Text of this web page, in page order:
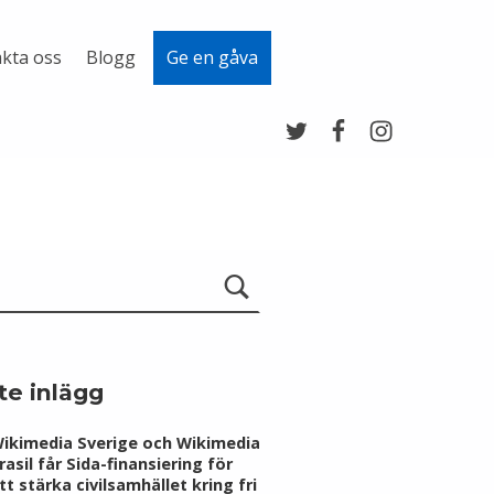
oss Blogg Ge en gåva
inlägg
Sverige och Wikimedia
får Sida-finansiering för
stärka civilsamhället kring fri